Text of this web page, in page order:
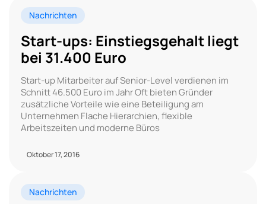
Nachrichten
Start-ups: Einstiegsgehalt liegt
bei 31.400 Euro
Start-up Mitarbeiter auf Senior-Level verdienen im
Schnitt 46.500 Euro im Jahr Oft bieten Gründer
zusätzliche Vorteile wie eine Beteiligung am
Unternehmen Flache Hierarchien, flexible
Arbeitszeiten und moderne Büros
Oktober 17, 2016
Nachrichten